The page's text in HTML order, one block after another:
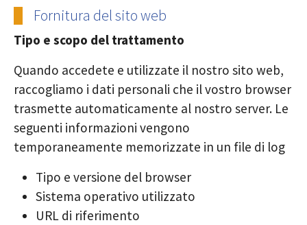
Fornitura del sito web
Tipo e scopo del trattamento
Quando accedete e utilizzate il nostro sito web,
raccogliamo i dati personali che il vostro browser
trasmette automaticamente al nostro server. Le
seguenti informazioni vengono
temporaneamente memorizzate in un file di log
Tipo e versione del browser
Sistema operativo utilizzato
URL di riferimento